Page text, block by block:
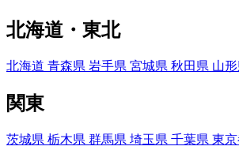
北海道・東北
北海道 青森県 岩手県 宮城県 秋田県 山
関東
茨城県 栃木県 群馬県 埼玉県 千葉県 東